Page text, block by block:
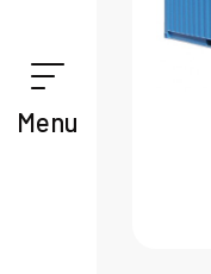
Menu